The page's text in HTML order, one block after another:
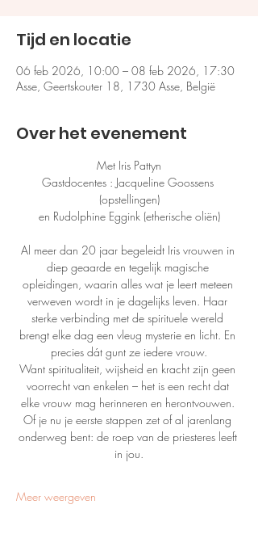
Tijd en locatie
06 feb 2026, 10:00 – 08 feb 2026, 17:30
Asse, Geertskouter 18, 1730 Asse, België
Over het evenement
​​​Met Iris Pattyn
Gastdocentes : Jacqueline Goossens
(opstellingen)
en Rudolphine Eggink (etherische oliën)
Al meer dan 20 jaar begeleidt Iris vrouwen in
diep geaarde en tegelijk magische
opleidingen, waarin alles wat je leert meteen
verweven wordt in je dagelijks leven. Haar
sterke verbinding met de spirituele wereld
brengt elke dag een vleug mysterie en licht. En
precies dát gunt ze iedere vrouw.
Want spiritualiteit, wijsheid en kracht zijn geen
voorrecht van enkelen – het is een recht dat
elke vrouw mag herinneren en herontvouwen.
Of je nu je eerste stappen zet of al jarenlang
onderweg bent: de roep van de priesteres leeft
in jou.
Meer weergeven